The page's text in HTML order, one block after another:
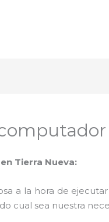
Tierra Nueva:
a la hora de
cual sea nuestra